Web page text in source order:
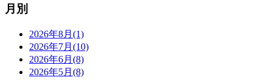
月別
2026年8月(1)
2026年7月(10)
2026年6月(8)
2026年5月(8)